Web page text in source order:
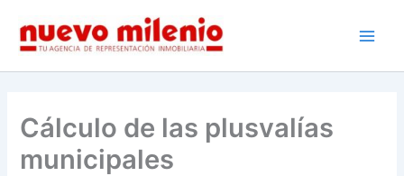
contenido
Cálculo de las plusvalías
municipales